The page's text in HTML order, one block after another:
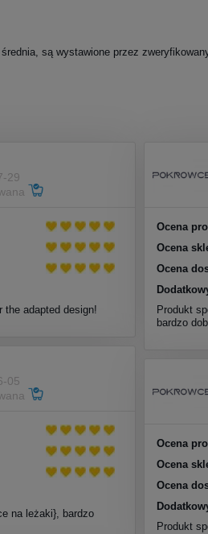
są wystawione przez
29
the adapted design!
Ocena
Ocena
Ocena
Produkt
bardzo
05
na leżaki}, bardzo
Ocena
Ocena
Ocena
Produkt